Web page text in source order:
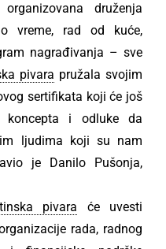
druženja
vreme, rad od kuće,
nagrađivanja – sve
pivara pružala svojim
sertifikata koji će još
koncepta i odluke da
ljudima koji su nam
je Danilo Pušonja,
pivara će uvesti
rada, radnog